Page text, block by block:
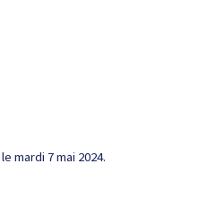
mardi 7 mai 2024.